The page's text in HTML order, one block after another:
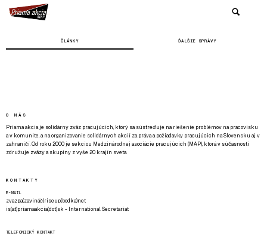
ČLÁNKY ĎALŠIE SPRÁVY
O NÁS
Priama akcia je solidárny zväz pracujúcich, ktorý sa sústreďuje na riešenie problémov na pracovisku
a v komunite, a na organizovanie solidárnych akcií za práva a požiadavky pracujúcich na Slovensku aj v
zahraničí. Od roku 2000 je sekciou Medzinárodnej asociácie pracujúcich (MAP), ktorá v súčasnosti
združuje zväzy a skupiny z vyše 20 krajín sveta.
KONTAKTY
E-MAIL
zvazpa(zavináč)riseup(bodka)net
is(at)priamaakcia(dot)sk - International Secretariat
TELEFONICKÝ KONTAKT